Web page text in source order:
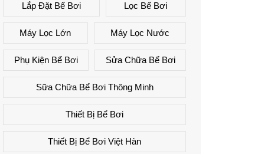
Lắp Đặt Bể Bơi Lọc Bể Bơi
Máy Lọc Lớn Máy Lọc Nước
Phụ Kiện Bể Bơi Sửa Chữa Bể Bơi
Sữa Chữa Bể Bơi Thông Minh
Thiết Bị Bể Bơi
Thiết Bị Bể Bơi Việt Hàn